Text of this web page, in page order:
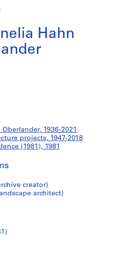
Hahn
1936-2021
projects, 1947-2018
(1981), 1981
creator)
architect)